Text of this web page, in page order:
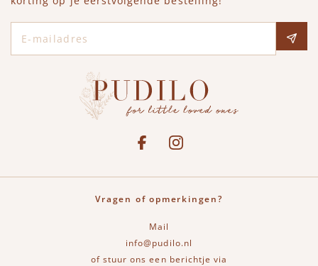
See our FacebookBekijk onze Instagram pagina
Vragen of opmerkingen?
Mail
info@pudilo.nl
of stuur ons een berichtje via